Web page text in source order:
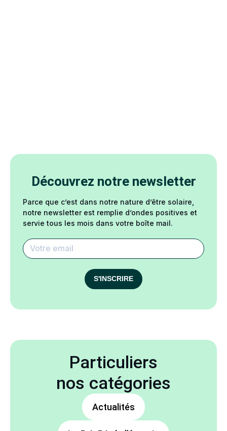
Découvrez notre newsletter
Parce que c’est dans notre nature d’être solaire,
notre newsletter est remplie d’ondes positives et
servie tous les mois dans votre boîte mail.
S'INSCRIRE
Particuliers
nos catégories
Actualités